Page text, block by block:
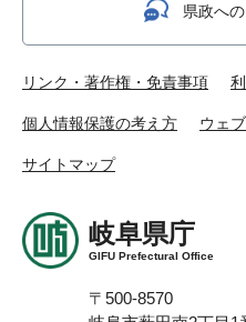
県政へ
リンク・著作権・免責事項
個人情報保護の考え方 ウェ
サイトマップ
岐阜県庁
GIFU Prefectural Office
〒500-8570